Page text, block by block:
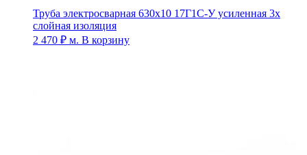
Труба электросварная 630х10 17Г1С-У усиленная 3х
слойная изоляция
2 470 ₽ м. В корзину